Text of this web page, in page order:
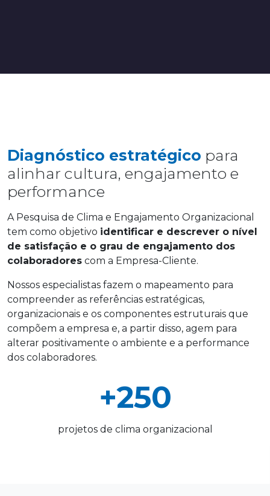
Diagnóstico estratégico para
alinhar cultura, engajamento e
performance
A Pesquisa de Clima e Engajamento Organizacional
tem como objetivo identificar e descrever o nível
de satisfação e o grau de engajamento dos
colaboradores com a Empresa-Cliente.
Nossos especialistas fazem o mapeamento para
compreender as referências estratégicas,
organizacionais e os componentes estruturais que
compõem a empresa e, a partir disso, agem para
alterar positivamente o ambiente e a performance
dos colaboradores.
+250
projetos de clima organizacional